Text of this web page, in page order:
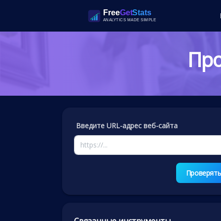
Введите URL-адрес веб-сайта
Проверять